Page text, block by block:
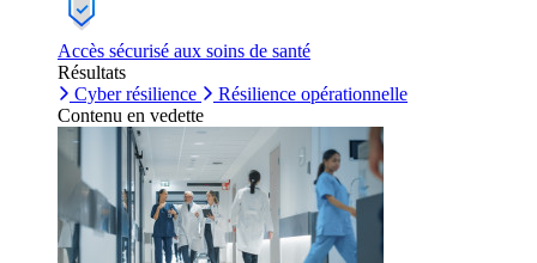
Accès sécurisé aux soins de santé
Résultats
Cyber résilience
Résilience opérationnelle
Contenu en vedette